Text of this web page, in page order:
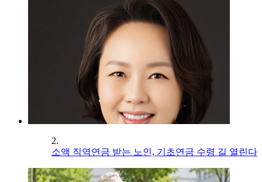
2.
소액 직역연금 받는 노인, 기초연금 수령 길 열린다